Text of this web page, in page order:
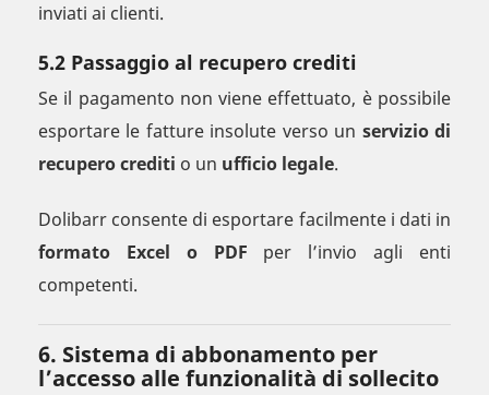
inviati ai clienti.
5.2 Passaggio al recupero crediti
Se il pagamento non viene effettuato, è possibile
esportare le fatture insolute verso un servizio di
recupero crediti o un ufficio legale.
Dolibarr consente di esportare facilmente i dati in
formato Excel o PDF per l’invio agli enti
competenti.
6. Sistema di abbonamento per
l’accesso alle funzionalità di sollecito